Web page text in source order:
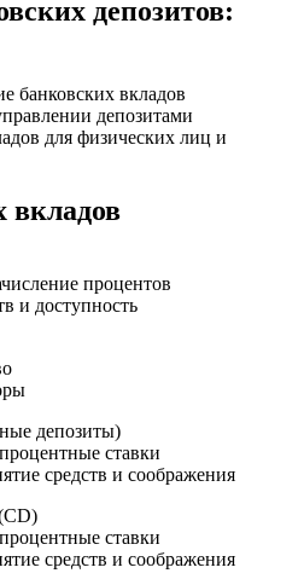
депозитов:
банковских вкладов
депозитами
для физических лиц и
вкладов
процентов
и доступность
депозиты)
ставки
средств и соображения
ставки
средств и соображения